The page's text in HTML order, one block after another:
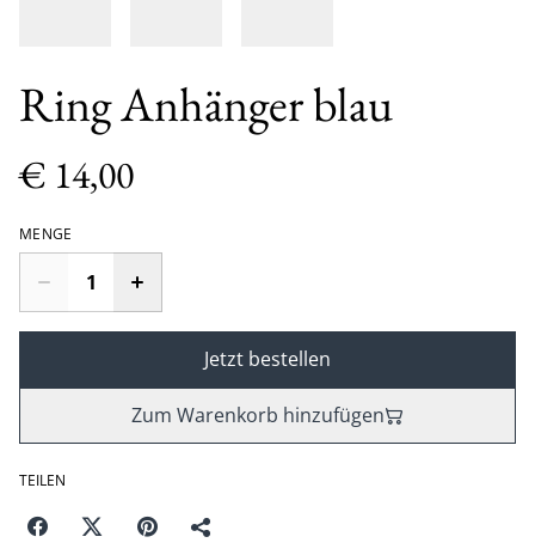
Ring Anhänger blau
€ 14,00
MENGE
Jetzt bestellen
Zum Warenkorb hinzufügen
TEILEN